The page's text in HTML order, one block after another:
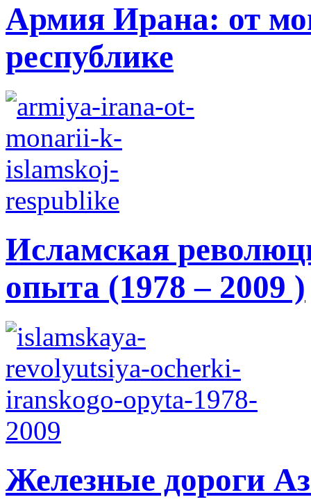
Армия Ирана: от
республике
Исламская
опыта (1978 – 2009 )
Железные дороги